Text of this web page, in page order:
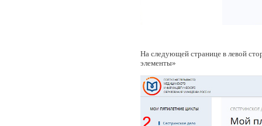
На следующей странице в левой
элементы»